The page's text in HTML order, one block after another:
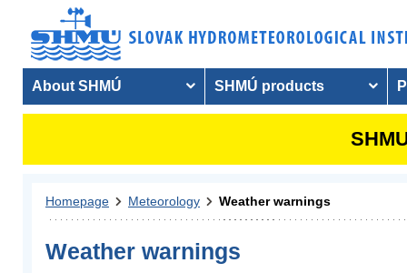
About SHMÚ SHMÚ products
Homepage Meteorology Weather warnings
Weather warnings